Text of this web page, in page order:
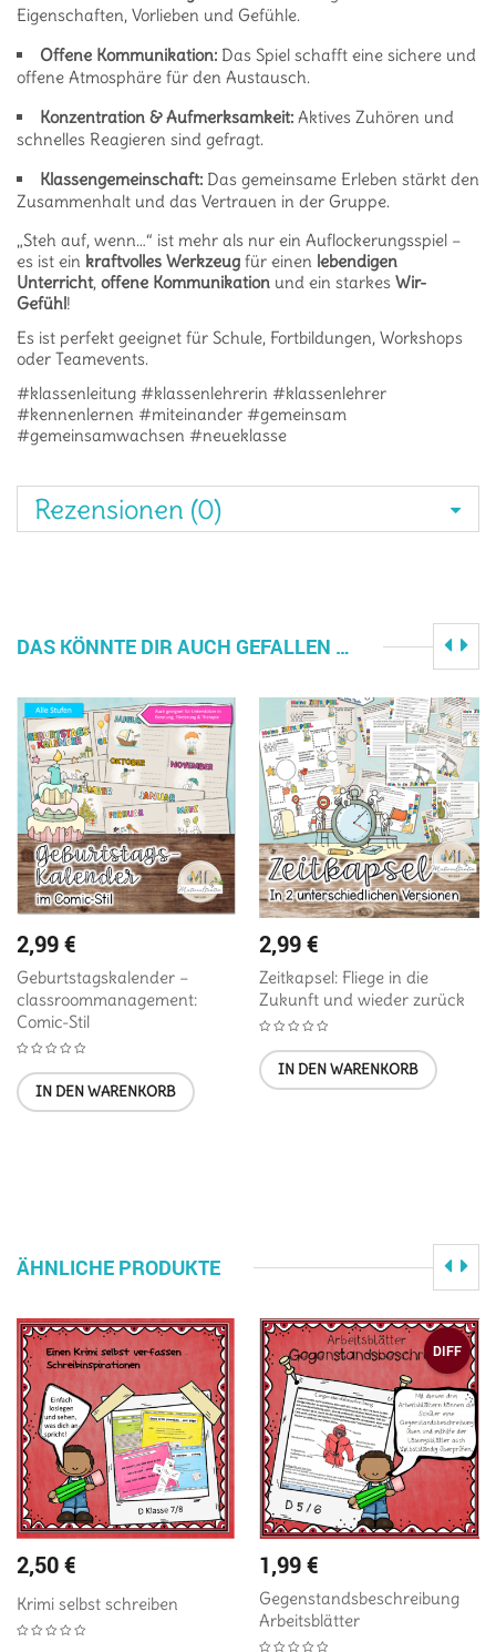
Eigenschaften, Vorlieben und Gefühle.
Offene Kommunikation: Das Spiel schafft eine sichere und
offene Atmosphäre für den Austausch.
Konzentration & Aufmerksamkeit: Aktives Zuhören und
schnelles Reagieren sind gefragt.
Klassengemeinschaft: Das gemeinsame Erleben stärkt den
Zusammenhalt und das Vertrauen in der Gruppe.
„Steh auf, wenn…“ ist mehr als nur ein Auflockerungsspiel –
es ist ein kraftvolles Werkzeug für einen lebendigen
Unterricht, offene Kommunikation und ein starkes Wir-
Gefühl!
Es ist perfekt geeignet für Schule, Fortbildungen, Workshops
oder Teamevents.
#klassenleitung #klassenlehrerin #klassenlehrer
#kennenlernen #miteinander #gemeinsam
#gemeinsamwachsen #neueklasse
Rezensionen (0)
DAS KÖNNTE DIR AUCH GEFALLEN …
2,99€
Geburtstagskalender –
classroommanagement:
Comic-Stil
IN DEN WARENKORB
2,99€
Zeitkapsel: Fliege in die
Zukunft und wieder zurück
IN DEN WARENKORB
ÄHNLICHE PRODUKTE
2,50€
Krimi selbst schreiben
DIFF
1,99€
Gegenstandsbeschreibung
Arbeitsblätter